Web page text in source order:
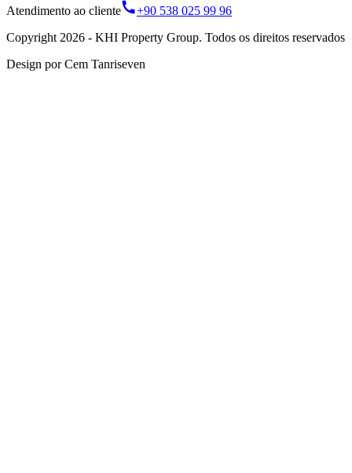
Atendimento ao cliente
+90 538 025 99 96
Copyright 2026 - KHI Property Group. Todos os direitos reservados
Design por Cem Tanriseven